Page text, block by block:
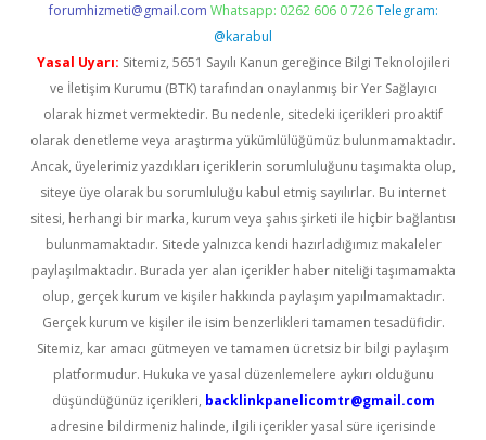
forumhizmeti@gmail.com Whatsapp: 0262 606 0 726 Telegram:
@karabul
Yasal Uyarı: Sitemiz, 5651 Sayılı Kanun gereğince Bilgi Teknolojileri
ve İletişim Kurumu (BTK) tarafından onaylanmış bir Yer Sağlayıcı
olarak hizmet vermektedir. Bu nedenle, sitedeki içerikleri proaktif
olarak denetleme veya araştırma yükümlülüğümüz bulunmamaktadır.
Ancak, üyelerimiz yazdıkları içeriklerin sorumluluğunu taşımakta olup,
siteye üye olarak bu sorumluluğu kabul etmiş sayılırlar. Bu internet
sitesi, herhangi bir marka, kurum veya şahıs şirketi ile hiçbir bağlantısı
bulunmamaktadır. Sitede yalnızca kendi hazırladığımız makaleler
paylaşılmaktadır. Burada yer alan içerikler haber niteliği taşımamakta
olup, gerçek kurum ve kişiler hakkında paylaşım yapılmamaktadır.
Gerçek kurum ve kişiler ile isim benzerlikleri tamamen tesadüfidir.
Sitemiz, kar amacı gütmeyen ve tamamen ücretsiz bir bilgi paylaşım
platformudur. Hukuka ve yasal düzenlemelere aykırı olduğunu
düşündüğünüz içerikleri, backlinkpanelicomtr@gmail.com
adresine bildirmeniz halinde, ilgili içerikler yasal süre içerisinde